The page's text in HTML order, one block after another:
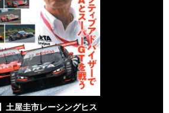
土屋圭市レーシングヒス